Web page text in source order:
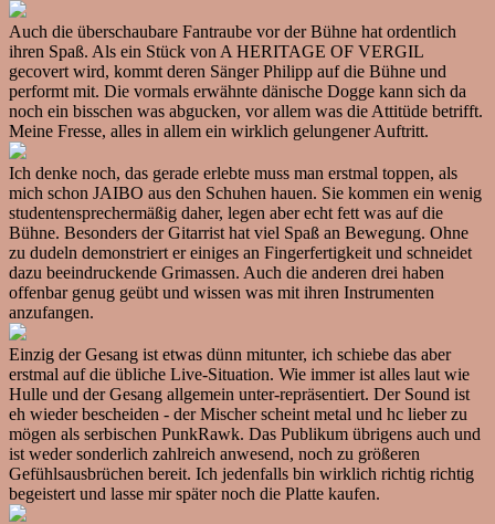
Auch die überschaubare Fantraube vor der Bühne hat ordentlich
ihren Spaß. Als ein Stück von A HERITAGE OF VERGIL
gecovert wird, kommt deren Sänger Philipp auf die Bühne und
performt mit. Die vormals erwähnte dänische Dogge kann sich da
noch ein bisschen was abgucken, vor allem was die Attitüde betrifft.
Meine Fresse, alles in allem ein wirklich gelungener Auftritt.
Ich denke noch, das gerade erlebte muss man erstmal toppen, als
mich schon JAIBO aus den Schuhen hauen. Sie kommen ein wenig
studentensprechermäßig daher, legen aber echt fett was auf die
Bühne. Besonders der Gitarrist hat viel Spaß an Bewegung. Ohne
zu dudeln demonstriert er einiges an Fingerfertigkeit und schneidet
dazu beeindruckende Grimassen. Auch die anderen drei haben
offenbar genug geübt und wissen was mit ihren Instrumenten
anzufangen.
Einzig der Gesang ist etwas dünn mitunter, ich schiebe das aber
erstmal auf die übliche Live-Situation. Wie immer ist alles laut wie
Hulle und der Gesang allgemein unter-repräsentiert. Der Sound ist
eh wieder bescheiden - der Mischer scheint metal und hc lieber zu
mögen als serbischen PunkRawk. Das Publikum übrigens auch und
ist weder sonderlich zahlreich anwesend, noch zu größeren
Gefühlsausbrüchen bereit. Ich jedenfalls bin wirklich richtig richtig
begeistert und lasse mir später noch die Platte kaufen.